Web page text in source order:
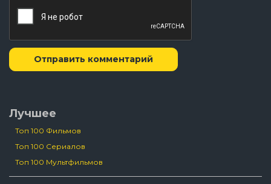
Отправить комментарий
Лучшее
Топ 100 Фильмов
Топ 100 Сериалов
Топ 100 Мультфильмов